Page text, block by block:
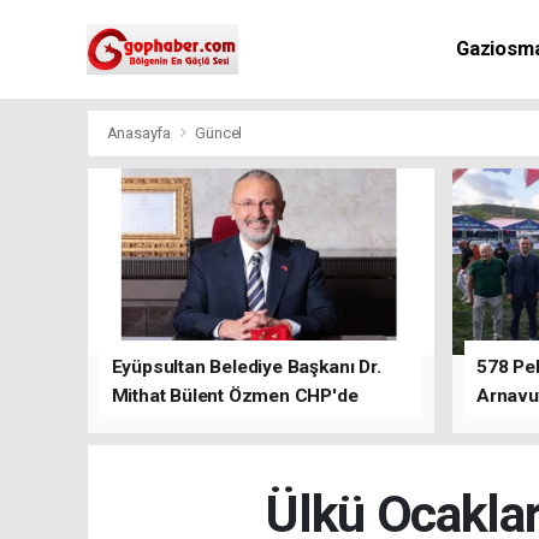
Anasayfa Güncel
Eyüpsultan Belediye Başkanı Dr.
Mithat Bülent Özmen CHP'de
578
Ülkü